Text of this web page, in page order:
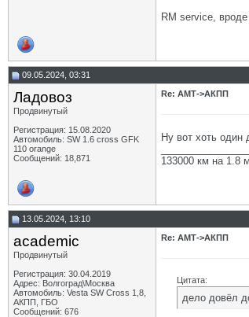
RM service, вроде
09.05.2024, 03:31
Ладовоз
Продвинутый
Регистрация: 15.08.2020
Автомобиль: SW 1.6 cross GFK
110 orange
Сообщений: 18,871
Re: АМТ->АКПП
Ну вот хоть
133000 км на 1.8
13.05.2024, 13:10
academic
Продвинутый
Регистрация: 30.04.2019
Адрес: Волгоград\Москва
Автомобиль: Vesta SW Cross 1,8,
АКПП, ГБО
Сообщений: 676
Re: АМТ->АКПП
Цитата:
дело довёл